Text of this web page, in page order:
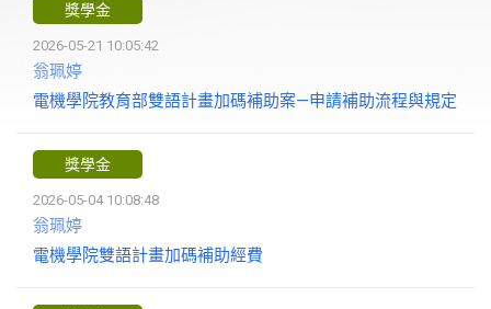
獎學金
2026-05-21 10:05:42
翁珮婷
電機學院教育部雙語計畫加碼補助案—申請補助流程與規定
獎學金
2026-05-04 10:08:48
翁珮婷
電機學院雙語計畫加碼補助經費